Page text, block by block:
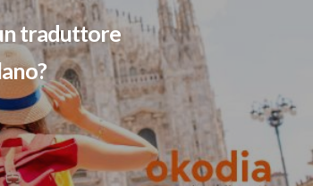
traduttore